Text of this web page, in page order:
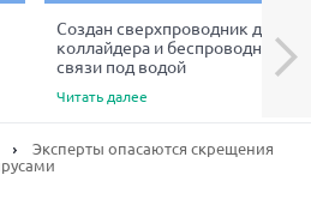
Создан сверхпроводник для
коллайдера и беспроводной
связи под водой
Читать далее
Next
Эксперты опасаются скрещения